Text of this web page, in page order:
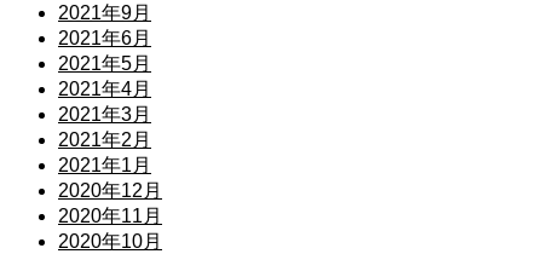
2021年9月
2021年6月
2021年5月
2021年4月
2021年3月
2021年2月
2021年1月
2020年12月
2020年11月
2020年10月